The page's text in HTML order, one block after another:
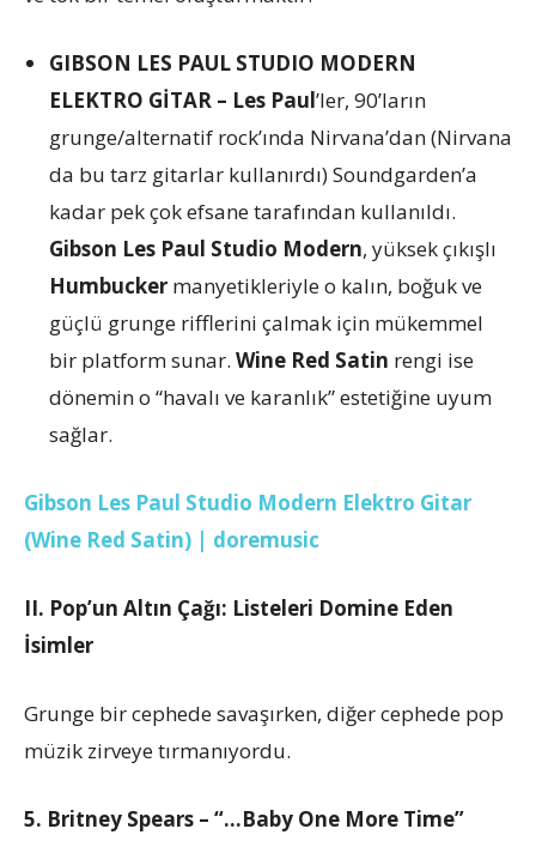
GIBSON LES PAUL STUDIO MODERN
ELEKTRO GİTAR – Les Paul’ler, 90’ların
grunge/alternatif rock’ında Nirvana’dan (Nirvana
da bu tarz gitarlar kullanırdı) Soundgarden’a
kadar pek çok efsane tarafından kullanıldı.
Gibson Les Paul Studio Modern, yüksek çıkışlı
Humbucker manyetikleriyle o kalın, boğuk ve
güçlü grunge rifflerini çalmak için mükemmel
bir platform sunar. Wine Red Satin rengi ise
dönemin o “havalı ve karanlık” estetiğine uyum
sağlar.
Gibson Les Paul Studio Modern Elektro Gitar
(Wine Red Satin) | doremusic
II. Pop’un Altın Çağı: Listeleri Domine Eden
İsimler
Grunge bir cephede savaşırken, diğer cephede pop
müzik zirveye tırmanıyordu.
5. Britney Spears – “…Baby One More Time”